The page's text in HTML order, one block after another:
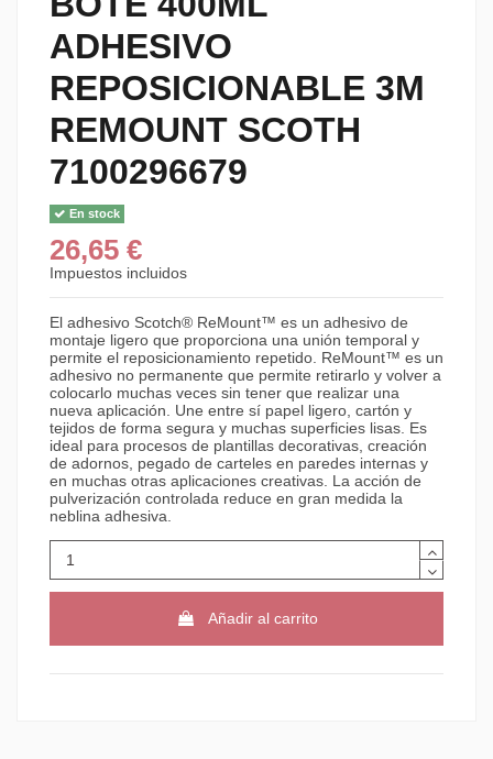
ADHESIVO
REPOSICIONABLE 3M
REMOUNT SCOTH
7100296679
En stock
26,65 €
Impuestos incluidos
El adhesivo Scotch® ReMount™ es un adhesivo de
montaje ligero que proporciona una unión temporal y
permite el reposicionamiento repetido. ReMount™ es un
adhesivo no permanente que permite retirarlo y volver a
colocarlo muchas veces sin tener que realizar una
nueva aplicación. Une entre sí papel ligero, cartón y
tejidos de forma segura y muchas superficies lisas. Es
ideal para procesos de plantillas decorativas, creación
de adornos, pegado de carteles en paredes internas y
en muchas otras aplicaciones creativas. La acción de
pulverización controlada reduce en gran medida la
neblina adhesiva.
Añadir al carrito